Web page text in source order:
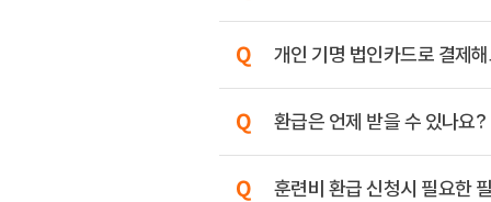
개인 기명 법인카드로 결제
환급은 언제 받을 수 있나요?
훈련비 환급 신청시 필요한